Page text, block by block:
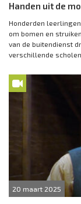
Handen uit de
Honderden
om bomen en
van de buitendienst
verschillende
20 maart 2025